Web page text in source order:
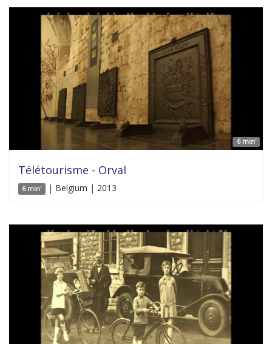
6 min'
Télétourisme - Orval
6 min' | Belgium | 2013